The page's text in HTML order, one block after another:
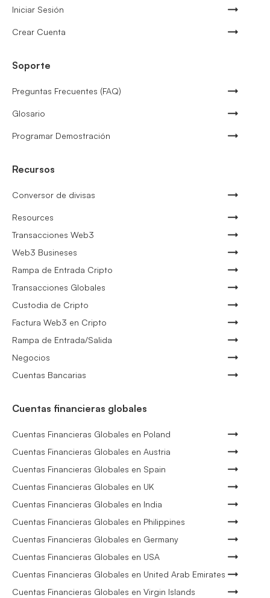
Iniciar Sesión
Crear Cuenta
Soporte
Preguntas Frecuentes (FAQ)
Glosario
Programar Demostración
Recursos
Conversor de divisas
Resources
Transacciones Web3
Web3 Busineses
Rampa de Entrada Cripto
Transacciones Globales
Custodia de Cripto
Factura Web3 en Cripto
Rampa de Entrada/Salida
Negocios
Cuentas Bancarias
Cuentas financieras globales
Cuentas Financieras Globales en Poland
Cuentas Financieras Globales en Austria
Cuentas Financieras Globales en Spain
Cuentas Financieras Globales en UK
Cuentas Financieras Globales en India
Cuentas Financieras Globales en Philippines
Cuentas Financieras Globales en Germany
Cuentas Financieras Globales en USA
Cuentas Financieras Globales en United Arab Emirates
Cuentas Financieras Globales en Virgin Islands